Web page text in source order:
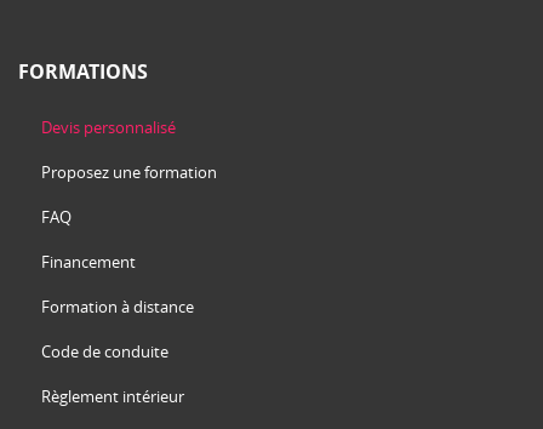
FORMATIONS
Devis personnalisé
Proposez une formation
FAQ
Financement
Formation à distance
Code de conduite
Règlement intérieur